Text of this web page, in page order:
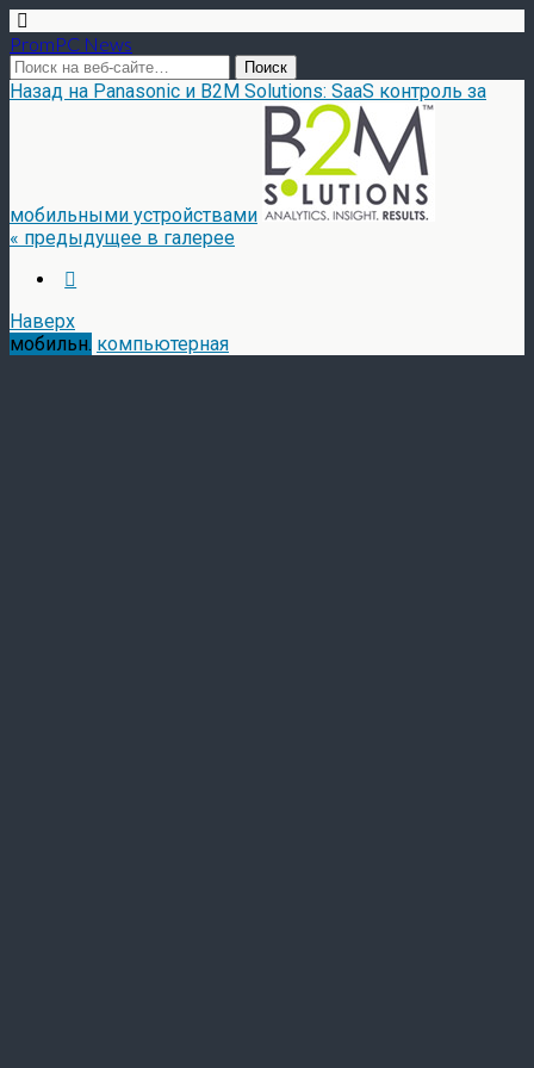
PromPC News
Назад на Panasonic и B2M Solutions: SaaS контроль за
мобильными устройствами
« предыдущее в галерее
Наверх
мобильн. компьютерная